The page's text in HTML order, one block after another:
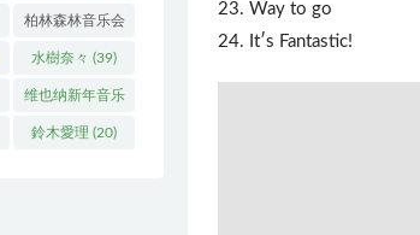
23. Way to go
24. It′s Fantastic!
柏林森林音乐会
(22)
水樹奈々 (39)
维也纳新年音乐
会(19)
鈴木愛理 (20)